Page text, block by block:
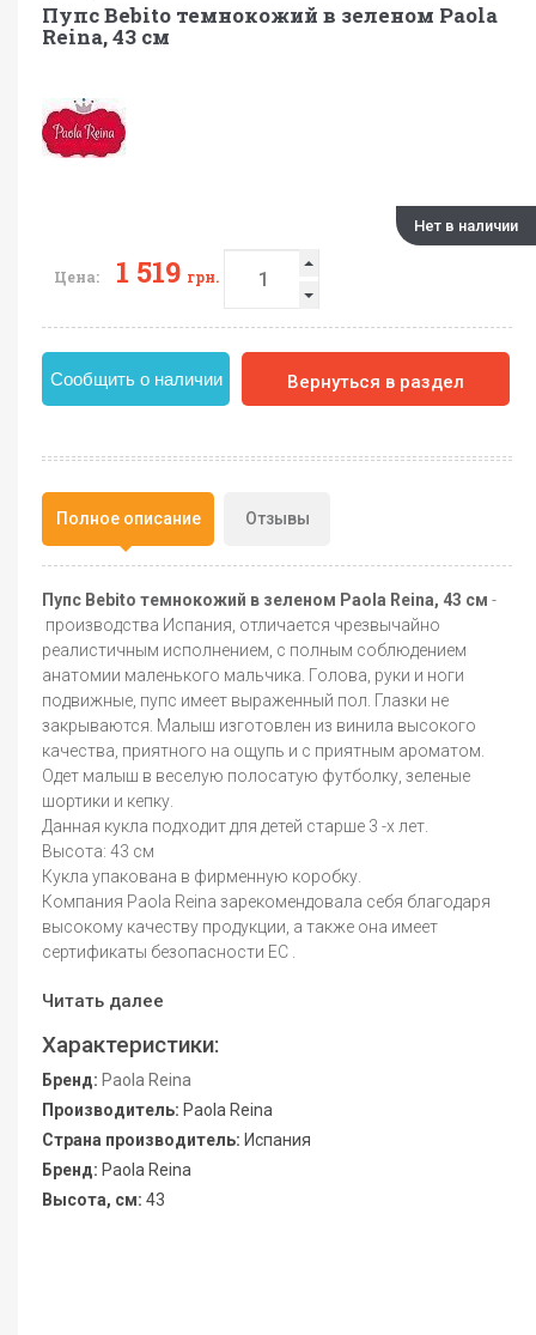
Пупс Bebito темнокожий в зеленом Paola
Reina, 43 см
Нет в наличии
Цена: 1 519 грн.
Сообщить о наличии Вернуться в раздел
Полное описание Отзывы
Пупс Bebito темнокожий в зеленом Paola Reina, 43 см -
производства Испания, отличается чрезвычайно
реалистичным исполнением, с полным соблюдением
анатомии маленького мальчика. Голова, руки и ноги
подвижные, пупс имеет выраженный пол. Глазки не
закрываются. Малыш изготовлен из винила высокого
качества, приятного на ощупь и с приятным ароматом.
Одет малыш в веселую полосатую футболку, зеленые
шортики и кепку.
Данная кукла подходит для детей старше 3 -х лет.
Высота: 43 см
Кукла упакована в фирменную коробку.
Компания Paola Reina зарекомендовала себя благодаря
высокому качеству продукции, а также она имеет
сертификаты безопасности ЕС .
Читать далее
Характеристики:
Бренд: Paola Reina
Производитель: Paola Reina
Страна производитель: Испания
Бренд: Paola Reina
Высота, см: 43